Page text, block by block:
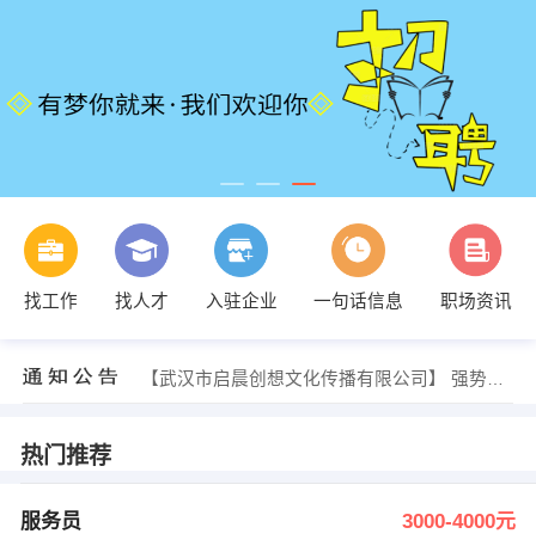
找工作 找人才 入驻企业 一句话信息 职场资讯
赵俊磊 发布 [奶茶店员 ] 招聘信息
【大理驰宇贸易有限公司】 强势入驻
【武汉市启晨创想文化传播有限公司】 强势入驻
赵俊磊 发布 [奶茶店员 ] 招聘信息
热门推荐
服务员 3000-4000元